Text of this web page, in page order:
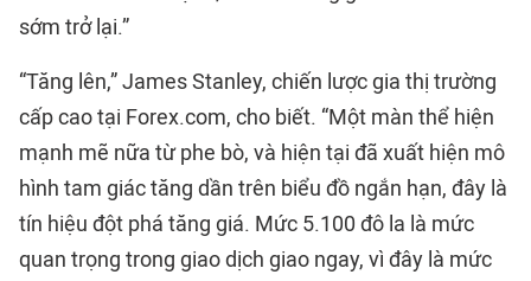
sớm trở lại.”
“Tăng lên,” James Stanley, chiến lược gia thị trường
cấp cao tại Forex.com, cho biết. “Một màn thể hiện
mạnh mẽ nữa từ phe bò, và hiện tại đã xuất hiện mô
hình tam giác tăng dần trên biểu đồ ngắn hạn, đây là
tín hiệu đột phá tăng giá. Mức 5.100 đô la là mức
quan trọng trong giao dịch giao ngay, vì đây là mức